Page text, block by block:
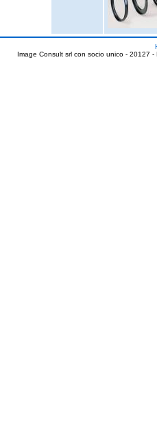
Image Consult srl con socio unico - 20127